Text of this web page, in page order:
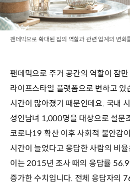
팬데믹으로 확대된 집의 역할과 관련 업계의 변화
팬데믹으로 주거 공간의 역할이 잠
라이프스타일 플랫폼으로 변하고
시간이 많아졌기 때문인데요. 국내
성인남녀 1,000명을 대상으로 설문
코로나19 확산 이후 사회적 불안감
시간이 늘었다고 응답한 사람의 비
이는 2015년 조사 때의 응답률
증가한 수치입니다. 전체 응답자의